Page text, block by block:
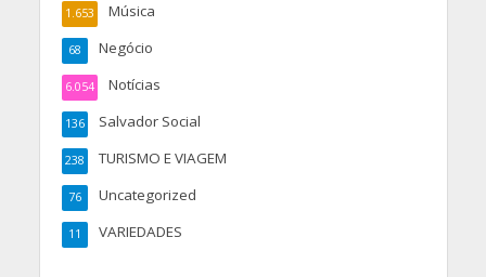
Música
1.653
Negócio
68
Notícias
6.054
Salvador Social
136
TURISMO E VIAGEM
238
Uncategorized
76
VARIEDADES
11